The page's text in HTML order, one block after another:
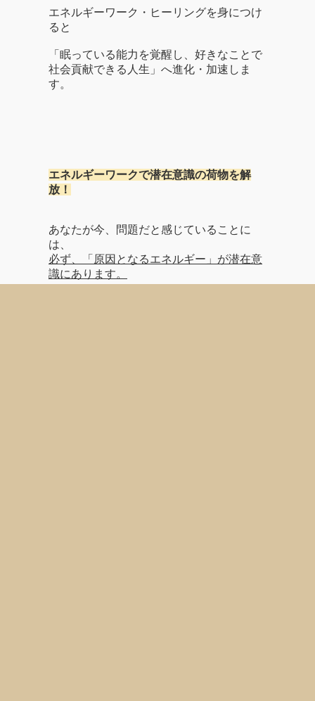
エネルギーワーク・ヒーリングを身につけ
ると
「眠っている能力を覚醒し、好きなことで
社会貢献できる人生」へ進化・加速しま
す。
エネルギーワークで潜在意識の荷物を解
放！
あなたが今、問題だと感じていることに
は、
必ず、「原因となるエネルギー」が潜在意
識にあります。